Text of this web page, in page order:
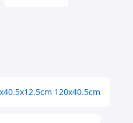
120x40.5cm